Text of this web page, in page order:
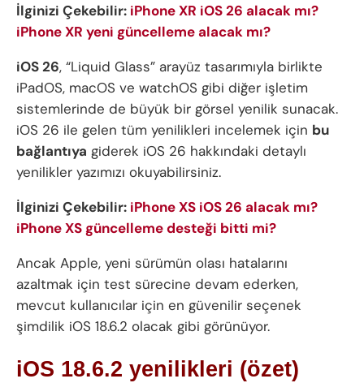
İlginizi Çekebilir: iPhone XR iOS 26 alacak mı?
iPhone XR yeni güncelleme alacak mı?
iOS 26, “Liquid Glass” arayüz tasarımıyla birlikte
iPadOS, macOS ve watchOS gibi diğer işletim
sistemlerinde de büyük bir görsel yenilik sunacak.
iOS 26 ile gelen tüm yenilikleri incelemek için bu
bağlantıya giderek iOS 26 hakkındaki detaylı
yenilikler yazımızı okuyabilirsiniz.
İlginizi Çekebilir: iPhone XS iOS 26 alacak mı?
iPhone XS güncelleme desteği bitti mi?
Ancak Apple, yeni sürümün olası hatalarını
azaltmak için test sürecine devam ederken,
mevcut kullanıcılar için en güvenilir seçenek
şimdilik iOS 18.6.2 olacak gibi görünüyor.
iOS 18.6.2 yenilikleri (özet)